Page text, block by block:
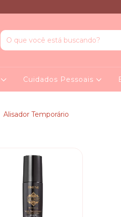
Cuidados Pessoais
Alisador Temporário